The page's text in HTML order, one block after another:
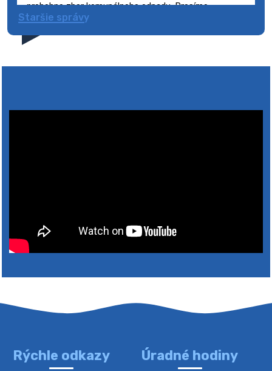
prebehne zber komunálneho odpadu. Prosíme
obyvateľov, aby smetné nádoby s odpadom vyložili
5. augusta 2026 08:41
4. augusta 2026 10:05
Staršie správy
Rýchle odkazy Úradné hodiny